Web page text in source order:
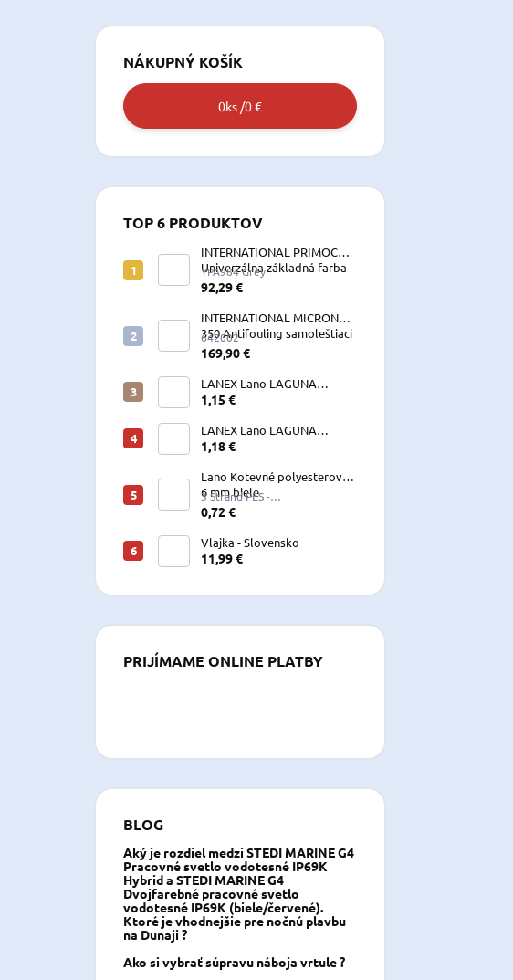
NÁKUPNÝ KOŠÍK
0ks /0 €
TOP 6 PRODUKTOV
INTERNATIONAL PRIMOCON
Univerzálna základná farba
2,5 L sivá
YPA984 Grey
92,29 €
INTERNATIONAL MICRON
350 Antifouling samoleštiaci
2,5 L
642002
169,90 €
LANEX Lano LAGUNA
vyväzovacie, kotevné
1,15 €
LANEX Lano LAGUNA
vyväzovacie, kotevné
1,18 €
Lano Kotevné polyesterové
6 mm biele
3 Strand PES -
W060LKE5A200R (122060)
0,72 €
Vlajka - Slovensko
11,99 €
PRIJÍMAME ONLINE PLATBY
BLOG
Aký je rozdiel medzi STEDI MARINE G4
Pracovné svetlo vodotesné IP69K
Hybrid a STEDI MARINE G4
Dvojfarebné pracovné svetlo
vodotesné IP69K (biele/červené).
Ktoré je vhodnejšie pre nočnú plavbu
na Dunaji ?
Ako si vybrať súpravu náboja vrtule ?